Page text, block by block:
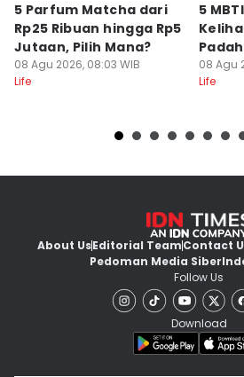
5 Parfum Matcha dari
Rp25 Ribuan hingga Rp5
Jutaan, Pilih Mana?
08 Agu 2026, 08:03 WIB
Life
5
Udah
08 Agu
Life
About UsEditorial TeamContact
Pedoman Media Siber
Follow Us
Download